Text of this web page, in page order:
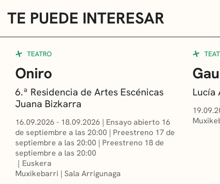
TE PUEDE INTERESAR
TEATRO
Oniro
6.ª Residencia de Artes Escénicas
Juana Bizkarra
16.09.2026 - 18.09.2026 | Ensayo abierto 16
de septiembre a las 20:00 | Preestreno 17 de
septiembre a las 20:00 | Preestreno 18 de
septiembre a las 20:00
Euskera
Muxikebarri | Sala Arrigunaga
Lucía